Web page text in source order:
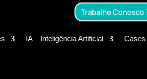
Trabalhe Conosco
IA – Inteligência Artificial Cases